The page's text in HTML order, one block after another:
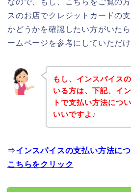
なので、もし、こちらをご覧の
スのお店でクレジットカードの
かどうかを確認したい方がいた
ームページを参考にしていただけ
もし、インスパイス
いる方は、下記、イ
トで支払い方法につ
いいですよ♪
⇒インスパイスの支払い方法に
こちらをクリック